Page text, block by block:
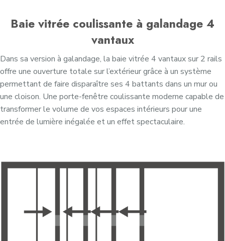
Baie vitrée coulissante à galandage 4
vantaux
Dans sa version à galandage, la baie vitrée 4 vantaux sur 2 rails
offre une ouverture totale sur l’extérieur grâce à un système
permettant de faire disparaître ses 4 battants dans un mur ou
une cloison. Une porte-fenêtre coulissante moderne capable de
transformer le volume de vos espaces intérieurs pour une
entrée de lumière inégalée et un effet spectaculaire.